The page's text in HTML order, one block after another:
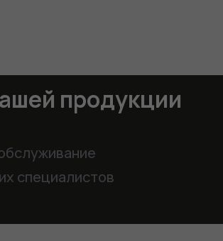
продукции
специалистов